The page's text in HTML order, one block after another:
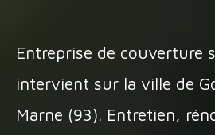
Entreprise de couverture
intervient sur la ville de
Marne (93). Entretien,